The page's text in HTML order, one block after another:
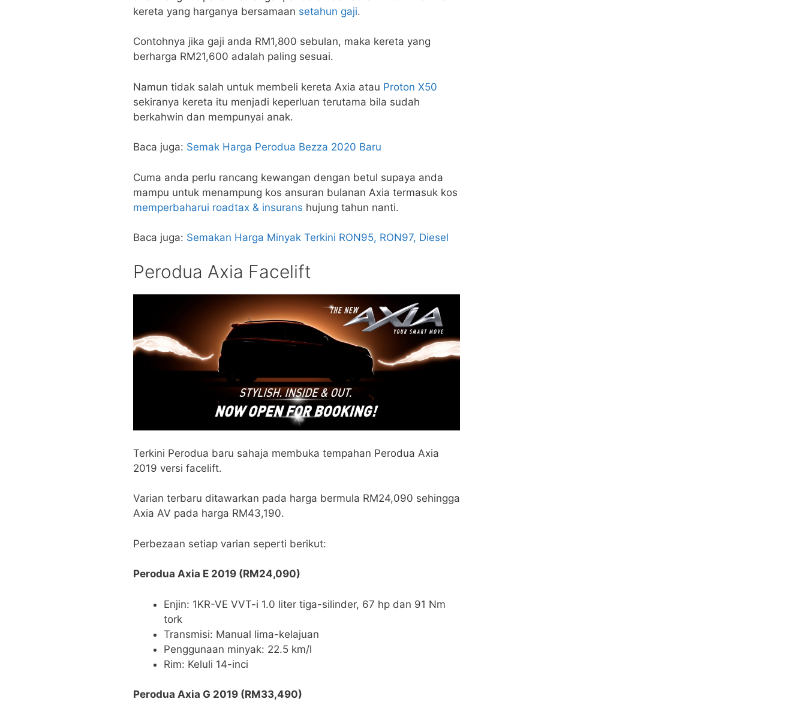
kereta yang harganya bersamaan setahun gaji.
Contohnya jika gaji anda RM1,800 sebulan, maka kereta yang
berharga RM21,600 adalah paling sesuai.
Namun tidak salah untuk membeli kereta Axia atau Proton X50
sekiranya kereta itu menjadi keperluan terutama bila sudah
berkahwin dan mempunyai anak.
Baca juga: Semak Harga Perodua Bezza 2020 Baru
Cuma anda perlu rancang kewangan dengan betul supaya anda
mampu untuk menampung kos ansuran bulanan Axia termasuk kos
memperbaharui roadtax & insurans hujung tahun nanti.
Baca juga: Semakan Harga Minyak Terkini RON95, RON97, Diesel
Perodua Axia Facelift
Terkini Perodua baru sahaja membuka tempahan Perodua Axia
2019 versi facelift.
Varian terbaru ditawarkan pada harga bermula RM24,090 sehingga
Axia AV pada harga RM43,190.
Perbezaan setiap varian seperti berikut:
Perodua Axia E 2019 (RM24,090)
Enjin: 1KR-VE VVT-i 1.0 liter tiga-silinder, 67 hp dan 91 Nm
tork
Transmisi: Manual lima-kelajuan
Penggunaan minyak: 22.5 km/l
Rim: Keluli 14-inci
Perodua Axia G 2019 (RM33,490)